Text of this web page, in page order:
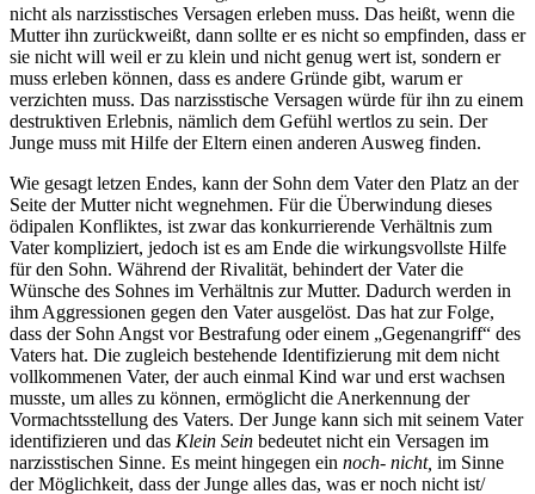
nicht als narzisstisches Versagen erleben muss. Das heißt, wenn die
Mutter ihn zurückweißt, dann sollte er es nicht so empfinden, dass er
sie nicht will weil er zu klein und nicht genug wert ist, sondern er
muss erleben können, dass es andere Gründe gibt, warum er
verzichten muss. Das narzisstische Versagen würde für ihn zu einem
destruktiven Erlebnis, nämlich dem Gefühl wertlos zu sein. Der
Junge muss mit Hilfe der Eltern einen anderen Ausweg finden.
Wie gesagt letzen Endes, kann der Sohn dem Vater den Platz an der
Seite der Mutter nicht wegnehmen. Für die Überwindung dieses
ödipalen Konfliktes, ist zwar das konkurrierende Verhältnis zum
Vater kompliziert, jedoch ist es am Ende die wirkungsvollste Hilfe
für den Sohn. Während der Rivalität, behindert der Vater die
Wünsche des Sohnes im Verhältnis zur Mutter. Dadurch werden in
ihm Aggressionen gegen den Vater ausgelöst. Das hat zur Folge,
dass der Sohn Angst vor Bestrafung oder einem „Gegenangriff“ des
Vaters hat. Die zugleich bestehende Identifizierung mit dem nicht
vollkommenen Vater, der auch einmal Kind war und erst wachsen
musste, um alles zu können, ermöglicht die Anerkennung der
Vormachtsstellung des Vaters. Der Junge kann sich mit seinem Vater
identifizieren und das Klein Sein bedeutet nicht ein Versagen im
narzisstischen Sinne. Es meint hingegen ein noch- nicht, im Sinne
der Möglichkeit, dass der Junge alles das, was er noch nicht ist/